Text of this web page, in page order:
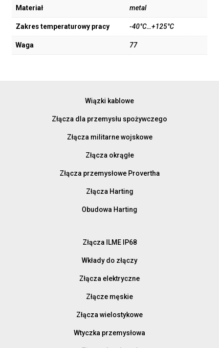
Materiał metal
Zakres temperaturowy pracy -40°C…+125°C
Waga 77
Wiązki kablowe
Złącza dla przemysłu spożywczego
Złącza militarne wojskowe
Złącza okrągłe
Złącza przemysłowe Provertha
Złącza Harting
Obudowa Harting
Złącza ILME IP68
Wkłady do złączy
Złącza elektryczne
Złącze męskie
Złącza wielostykowe
Wtyczka przemysłowa